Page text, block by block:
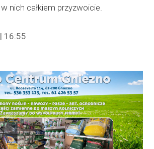
nich całkiem przyzwoicie.
16:55